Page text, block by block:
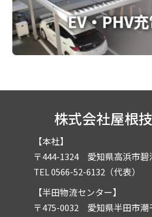
株式会社屋根
【本社】
〒444-1324 愛知県高浜市碧
TEL 0566-52-6132（代表）
【半田物流センター】
〒475-0032 愛知県半田市潮